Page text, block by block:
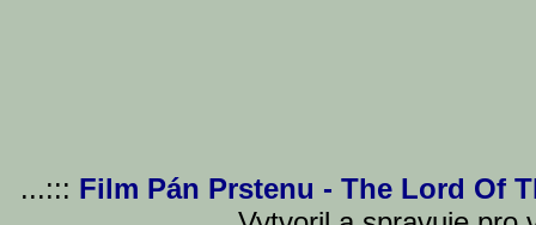
...::: Film Pán Prstenu - The Lord Of